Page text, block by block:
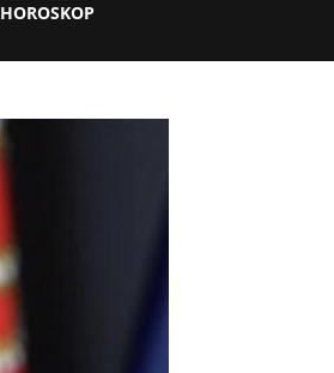
HOROSKOP